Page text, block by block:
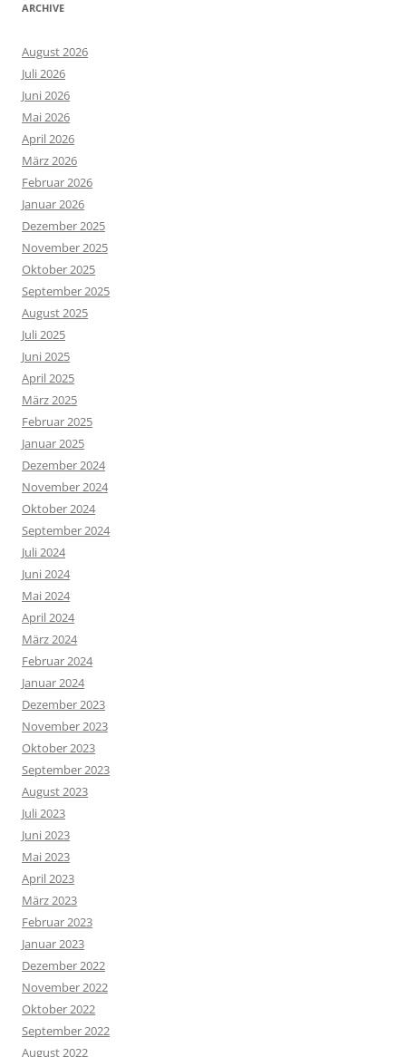
ARCHIVE
August 2026
Juli 2026
Juni 2026
Mai 2026
April 2026
März 2026
Februar 2026
Januar 2026
Dezember 2025
November 2025
Oktober 2025
September 2025
August 2025
Juli 2025
Juni 2025
April 2025
März 2025
Februar 2025
Januar 2025
Dezember 2024
November 2024
Oktober 2024
September 2024
Juli 2024
Juni 2024
Mai 2024
April 2024
März 2024
Februar 2024
Januar 2024
Dezember 2023
November 2023
Oktober 2023
September 2023
August 2023
Juli 2023
Juni 2023
Mai 2023
April 2023
März 2023
Februar 2023
Januar 2023
Dezember 2022
November 2022
Oktober 2022
September 2022
August 2022